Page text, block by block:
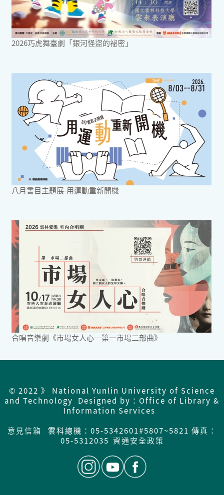
2026巧虎舞臺劇「銀河怪盜的祕密」
八月書目主題展-用運動重新開機
合唱音樂劇《市場女人心─第一市場二部曲》
© 2022 》 National Yunlin University of Science
and Technology Designed by：Office of Library &
Information Services
意見信箱
雲科總機：05-5342601#5807~5821 傳真：
05-5312035 資通安全政策